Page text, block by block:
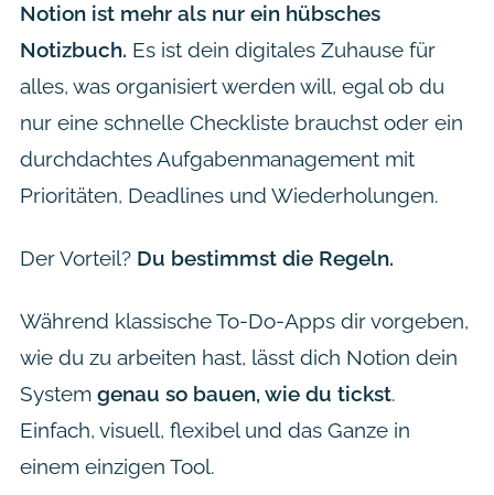
Notion ist mehr als nur ein hübsches
Notizbuch. Es ist dein digitales Zuhause für
alles, was organisiert werden will, egal ob du
nur eine schnelle Checkliste brauchst oder ein
durchdachtes Aufgabenmanagement mit
Prioritäten, Deadlines und Wiederholungen.
Der Vorteil? Du bestimmst die Regeln.
Während klassische To-Do-Apps dir vorgeben,
wie du zu arbeiten hast, lässt dich Notion dein
System genau so bauen, wie du tickst.
Einfach, visuell, flexibel und das Ganze in
einem einzigen Tool.